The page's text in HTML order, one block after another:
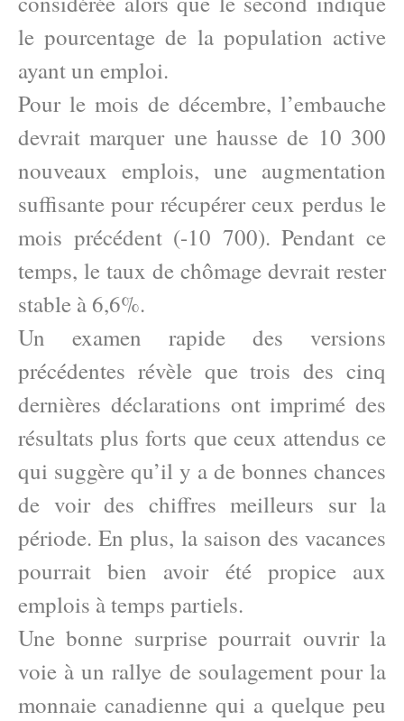
le pourcentage de la population active
ayant un emploi.
Pour le mois de décembre, l’embauche
devrait marquer une hausse de 10 300
nouveaux emplois, une augmentation
suffisante pour récupérer ceux perdus le
mois précédent (-10 700). Pendant ce
temps, le taux de chômage devrait rester
stable à 6,6%.
Un examen rapide des versions
précédentes révèle que trois des cinq
dernières déclarations ont imprimé des
résultats plus forts que ceux attendus ce
qui suggère qu’il y a de bonnes chances
de voir des chiffres meilleurs sur la
période. En plus, la saison des vacances
pourrait bien avoir été propice aux
emplois à temps partiels.
Une bonne surprise pourrait ouvrir la
voie à un rallye de soulagement pour la
monnaie canadienne qui a quelque peu